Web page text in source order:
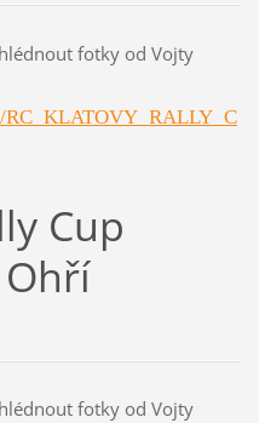
fotky od Vojty
Cup
fotky od Vojty